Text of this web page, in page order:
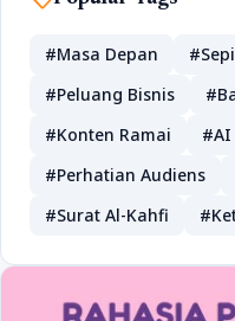
#Masa Depan
#Peluang Bisnis
#Konten Ramai
#AI
#Perhatian Audiens
#Surat Al-Kahfi